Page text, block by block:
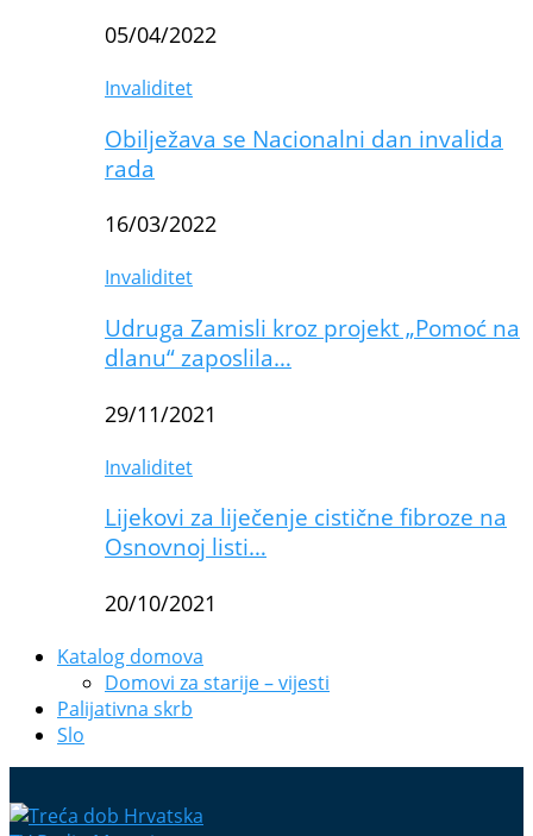
05/04/2022
Invaliditet
Obilježava se Nacionalni dan invalida
rada
16/03/2022
Invaliditet
Udruga Zamisli kroz projekt „Pomoć na
dlanu“ zaposlila…
29/11/2021
Invaliditet
Lijekovi za liječenje cistične fibroze na
Osnovnoj listi…
20/10/2021
Katalog domova
Domovi za starije – vijesti
Palijativna skrb
Slo